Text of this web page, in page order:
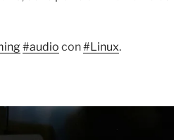
#audio con#Linux.